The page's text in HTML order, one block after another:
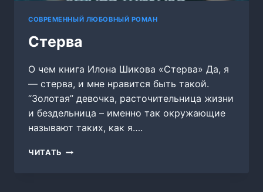
СОВРЕМЕННЫЙ ЛЮБОВНЫЙ РОМАН
Стерва
О чем книга Илона Шикова «Стерва» Да, я
— стерва, и мне нравится быть такой.
“Золотая” девочка, расточительница жизни
и бездельница – именно так окружающие
называют таких, как я….
ЧИТАТЬ СТЕРВА